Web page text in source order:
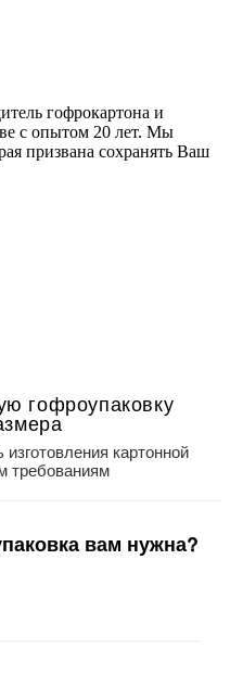
гофрокартона и
с опытом 20 лет. Мы
призвана сохранять Ваш
гофроупаковку
изготовления картонной
требованиям
вам нужна?